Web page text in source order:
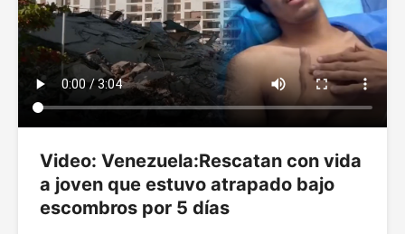
Video: Venezuela:Rescatan con vida
a joven que estuvo atrapado bajo
escombros por 5 días